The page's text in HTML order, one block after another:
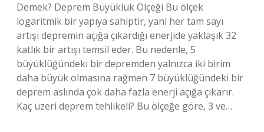
Demek? Deprem Büyüklük Ölçeği Bu ölçek
logaritmik bir yapıya sahiptir, yani her tam sayı
artışı depremin açığa çıkardığı enerjide yaklaşık 32
katlık bir artışı temsil eder. Bu nedenle, 5
büyüklüğündeki bir depremden yalnızca iki birim
daha büyük olmasına rağmen 7 büyüklüğündeki bir
deprem aslında çok daha fazla enerji açığa çıkarır.
Kaç üzeri deprem tehlikeli? Bu ölçeğe göre, 3 ve…